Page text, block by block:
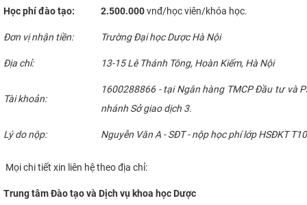
Học phí đào tạo:
Đơn vị nhận tiền:
2.500.000vnđ/học viên/khóa học.
Trường Đại học Dược Hà Nội
Địa chỉ: 13-15 Lê Thánh Tông, Hoàn Kiếm, Hà Nội
Tài khoản:
1600288866 - tại Ngân hàng TMCP Đầu tư và
nhánh Sở giao dịch 3.
Lý do nộp: Nguyễn Văn A - SĐT - nộp học phí lớp HSĐKT
Mọi chi tiết xin liên hệ theo địa chỉ:
Trung tâm Đào tạo và Dịch vụ khoa học Dược